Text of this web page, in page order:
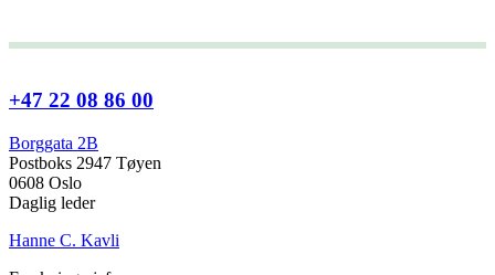
+47 22 08 86 00
Borggata 2B
Postboks 2947 Tøyen
0608 Oslo
Daglig leder
Hanne C. Kavli